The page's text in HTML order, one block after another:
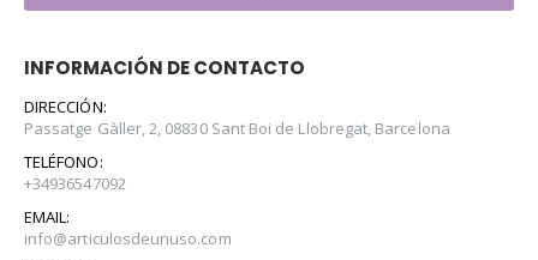
INFORMACIÓN DE CONTACTO
DIRECCIÓN:
Passatge Gàller, 2, 08830 Sant Boi de Llobregat, Barcelona
TELÉFONO:
+34936547092
EMAIL:
info@articulosdeunuso.com